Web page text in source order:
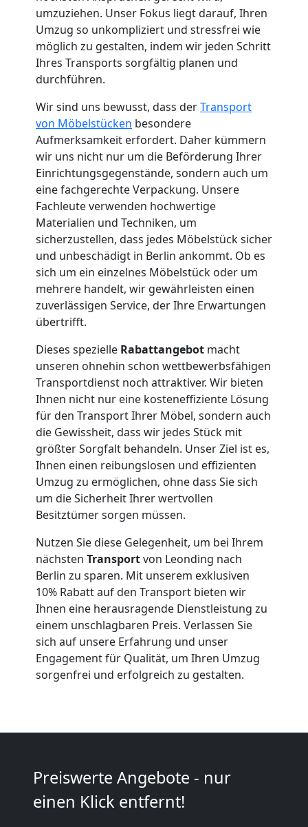
umzuziehen. Unser Fokus liegt darauf, Ihren
Umzug so unkompliziert und stressfrei wie
möglich zu gestalten, indem wir jeden Schritt
Ihres Transports sorgfältig planen und
durchführen.
Wir sind uns bewusst, dass derTransport
von Möbelstücken besondere
Aufmerksamkeit erfordert. Daher kümmern
wir uns nicht nur um die Beförderung Ihrer
Einrichtungsgegenstände, sondern auch um
eine fachgerechte Verpackung. Unsere
Fachleute verwenden hochwertige
Materialien und Techniken, um
sicherzustellen, dass jedes Möbelstück sicher
und unbeschädigt in Berlin ankommt. Ob es
sich um ein einzelnes Möbelstück oder um
mehrere handelt, wir gewährleisten einen
zuverlässigen Service, der Ihre Erwartungen
übertrifft.
Dieses spezielle Rabattangebot macht
unseren ohnehin schon wettbewerbsfähigen
Transportdienst noch attraktiver. Wir bieten
Ihnen nicht nur eine kosteneffiziente Lösung
für den Transport Ihrer Möbel, sondern auch
die Gewissheit, dass wir jedes Stück mit
größter Sorgfalt behandeln. Unser Ziel ist es,
Ihnen einen reibungslosen und effizienten
Umzug zu ermöglichen, ohne dass Sie sich
um die Sicherheit Ihrer wertvollen
Besitztümer sorgen müssen.
Nutzen Sie diese Gelegenheit, um bei Ihrem
nächsten Transportvon Leonding nach
Berlin zu sparen. Mit unserem exklusiven
10% Rabatt auf den Transport bieten wir
Ihnen eine herausragende Dienstleistung zu
einem unschlagbaren Preis. Verlassen Sie
sich auf unsere Erfahrung und unser
Engagement für Qualität, um Ihren Umzug
sorgenfrei und erfolgreich zu gestalten.
Preiswerte Angebote - nur
einen Klick entfernt!
Küchenumzug
Leonding
Umzug
und
Lagerung
Leonding
Full-
Service-
Umzug
Leonding
Qualitäts-
Umzüge
Leonding
Vereinsumzug
Leonding
Anfrage
Möbeltransport
Möbeltransport
International